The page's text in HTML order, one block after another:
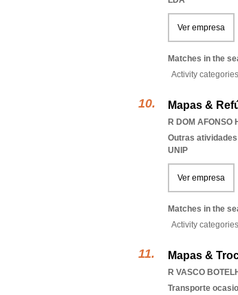
Ver empresa
Matches in the
Activity
Mapas &
R DOM AFONSO
Outras
UNIP
Ver empresa
Matches in the
Activity
Mapas &
R VASCO
Transporte